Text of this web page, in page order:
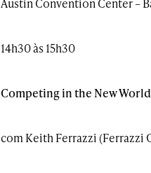
14h30 às 15h30
Competing in the New
com Keith Ferrazzi (Ferrazzi